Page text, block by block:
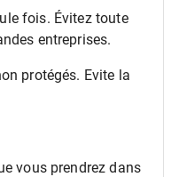
fois. Évitez toute
entreprises.
protégés. Evite la
vous prendrez dans